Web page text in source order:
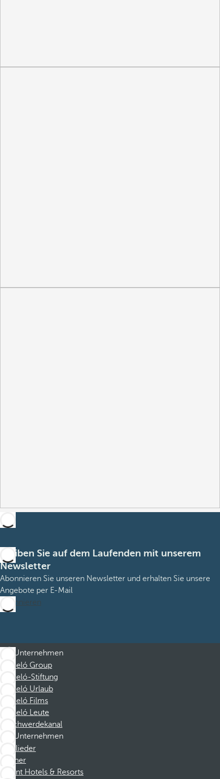
Bleiben Sie auf dem Laufenden mit unserem
Newsletter
Abonnieren Sie unseren Newsletter und erhalten Sie unsere
Angebote per E-Mail
Abonnieren
Unternehmen
Barceló Group
Barceló-Stiftung
Barceló Urlaub
Barceló Films
Barceló Leute
Beschwerdekanal
Unternehmen
Mitglieder
Partner
Dorint Hotels & Resorts